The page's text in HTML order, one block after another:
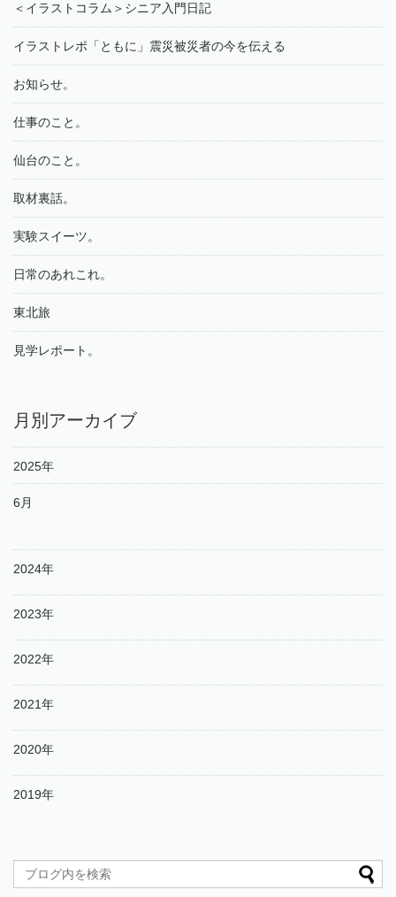
＜イラストコラム＞シニア入門日記
イラストレポ「ともに」震災被災者の今を伝える
お知らせ。
仕事のこと。
仙台のこと。
取材裏話。
実験スイーツ。
日常のあれこれ。
東北旅
見学レポート。
月別アーカイブ
2025年
6月
2024年
2023年
2022年
2021年
2020年
2019年